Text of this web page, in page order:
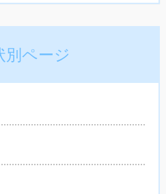
別ページ